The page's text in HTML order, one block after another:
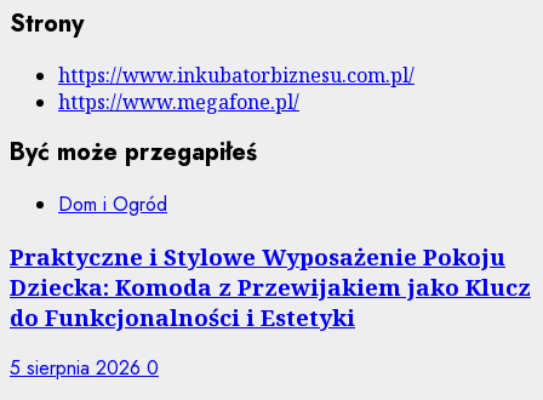
Strony
https://www.inkubatorbiznesu.com.pl/
https://www.megafone.pl/
Być może przegapiłeś
Dom i Ogród
Praktyczne i Stylowe Wyposażenie Pokoju
Dziecka: Komoda z Przewijakiem jako Klucz
do Funkcjonalności i Estetyki
5 sierpnia 2026 0